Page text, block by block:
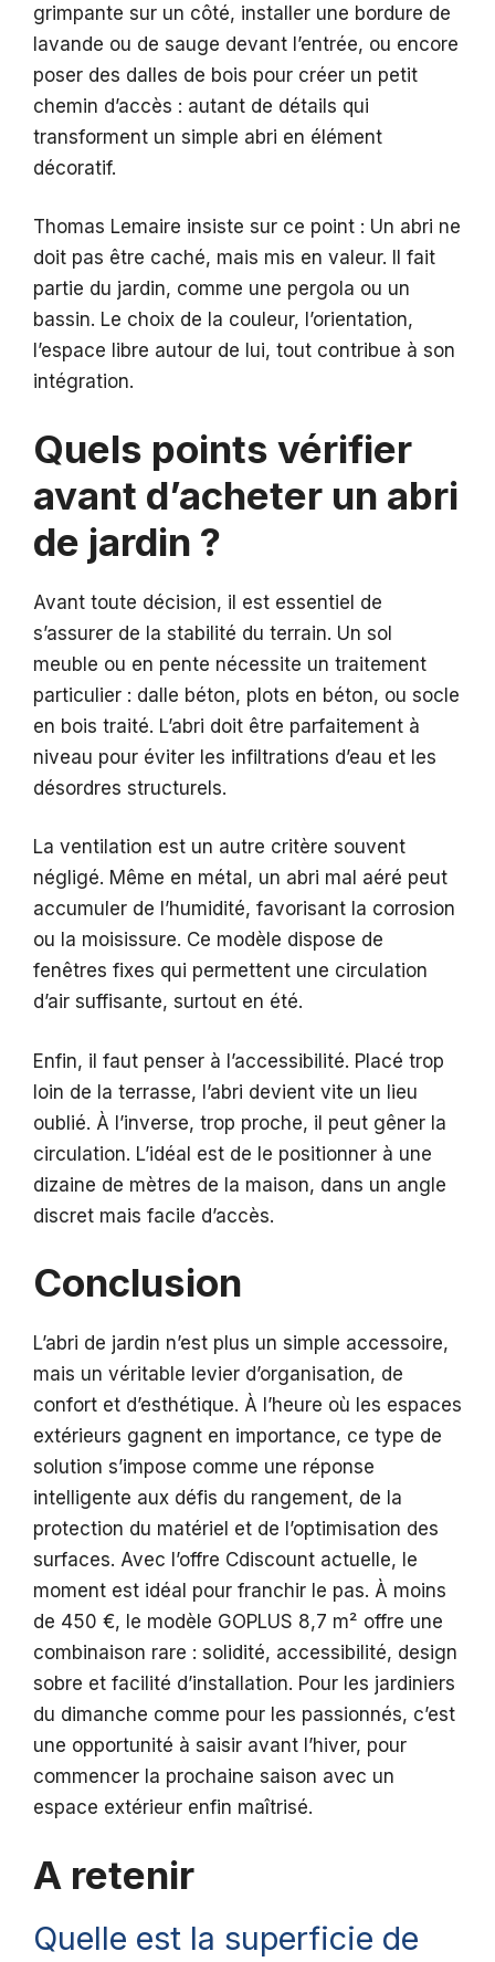
grimpante sur un côté, installer une bordure de
lavande ou de sauge devant l’entrée, ou encore
poser des dalles de bois pour créer un petit
chemin d’accès : autant de détails qui
transforment un simple abri en élément
décoratif.
Thomas Lemaire insiste sur ce point : Un abri ne
doit pas être caché, mais mis en valeur. Il fait
partie du jardin, comme une pergola ou un
bassin. Le choix de la couleur, l’orientation,
l’espace libre autour de lui, tout contribue à son
intégration.
Quels points vérifier
avant d’acheter un abri
de jardin ?
Avant toute décision, il est essentiel de
s’assurer de la stabilité du terrain. Un sol
meuble ou en pente nécessite un traitement
particulier : dalle béton, plots en béton, ou socle
en bois traité. L’abri doit être parfaitement à
niveau pour éviter les infiltrations d’eau et les
désordres structurels.
La ventilation est un autre critère souvent
négligé. Même en métal, un abri mal aéré peut
accumuler de l’humidité, favorisant la corrosion
ou la moisissure. Ce modèle dispose de
fenêtres fixes qui permettent une circulation
d’air suffisante, surtout en été.
Enfin, il faut penser à l’accessibilité. Placé trop
loin de la terrasse, l’abri devient vite un lieu
oublié. À l’inverse, trop proche, il peut gêner la
circulation. L’idéal est de le positionner à une
dizaine de mètres de la maison, dans un angle
discret mais facile d’accès.
Conclusion
L’abri de jardin n’est plus un simple accessoire,
mais un véritable levier d’organisation, de
confort et d’esthétique. À l’heure où les espaces
extérieurs gagnent en importance, ce type de
solution s’impose comme une réponse
intelligente aux défis du rangement, de la
protection du matériel et de l’optimisation des
surfaces. Avec l’offre Cdiscount actuelle, le
moment est idéal pour franchir le pas. À moins
de 450 €, le modèle GOPLUS 8,7 m² offre une
combinaison rare : solidité, accessibilité, design
sobre et facilité d’installation. Pour les jardiniers
du dimanche comme pour les passionnés, c’est
une opportunité à saisir avant l’hiver, pour
commencer la prochaine saison avec un
espace extérieur enfin maîtrisé.
A retenir
Quelle est la superficie de